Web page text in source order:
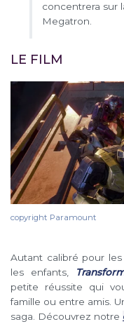
concentrera sur
Megatron.
LE FILM
copyright Paramount
Autant calibré pour
les enfants,
petite réussite qui
famille ou entre amis.
saga. Découvrez notre